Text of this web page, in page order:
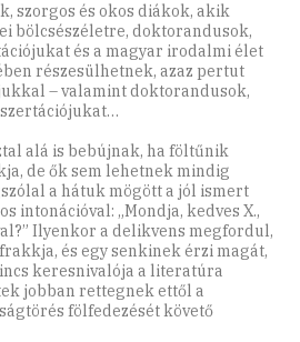
szorgos és okos diákok, akik
bölcsészéletre, doktorandusok,
és a magyar irodalmi élet
részesülhetnek, azaz pertut
– valamint doktorandusok,
alá is bebújnak, ha föltűnik
de ők sem lehetnek mindig
a hátuk mögött a jól ismert
intonációval: „Mondja, kedves X.,
Ilyenkor a delikvens megfordul,
és egy senkinek érzi magát,
keresnivalója a literatúra
jobban rettegnek ettől a
fölfedezését követő